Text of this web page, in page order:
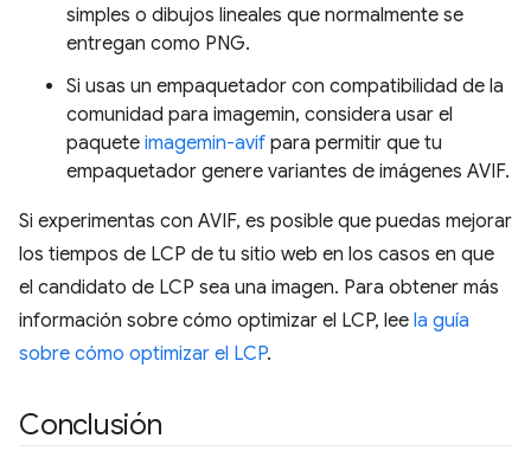
simples o dibujos lineales que normalmente se
entregan como PNG.
Si usas un empaquetador con compatibilidad de la
comunidad para imagemin, considera usar el
paquete imagemin-avif para permitir que tu
empaquetador genere variantes de imágenes AVIF.
Si experimentas con AVIF, es posible que puedas mejorar
los tiempos de LCP de tu sitio web en los casos en que
el candidato de LCP sea una imagen. Para obtener más
información sobre cómo optimizar el LCP, lee la guía
sobre cómo optimizar el LCP.
Conclusión